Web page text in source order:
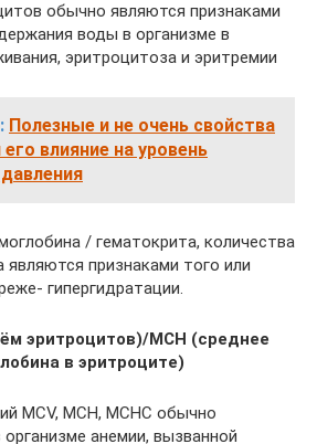
обычно являются признаками
воды в организме в
эритроцитоза и эритремии
Полезные и не очень свойства
влияние на уровень
/ гематокрита, количества
являются признаками того или
гипергидратации.
эритроцитов)/MCH (среднее
в эритроците)
MCV, MCH, МСНС обычно
анемии, вызванной